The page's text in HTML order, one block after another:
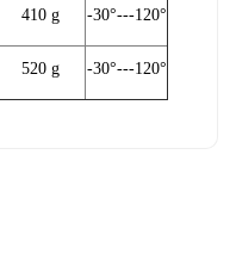
410 g -30°---120°
520 g -30°---120°